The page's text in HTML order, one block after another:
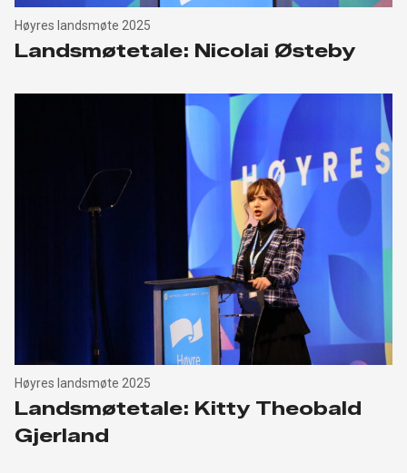
Høyres landsmøte 2025
Landsmøtetale: Nicolai Østeby
Høyres landsmøte 2025
Landsmøtetale: Kitty Theobald
Gjerland